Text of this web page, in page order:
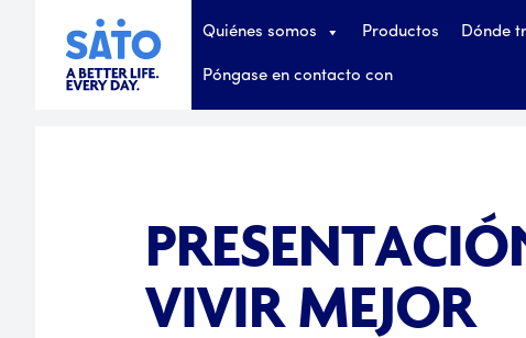
Quiénes somos Productos Dónde
Póngase en contacto con
VIVIR MEJOR